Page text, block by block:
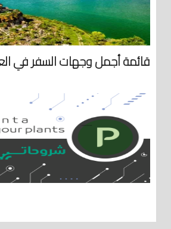
قائمة أجمل وجهات السفر في